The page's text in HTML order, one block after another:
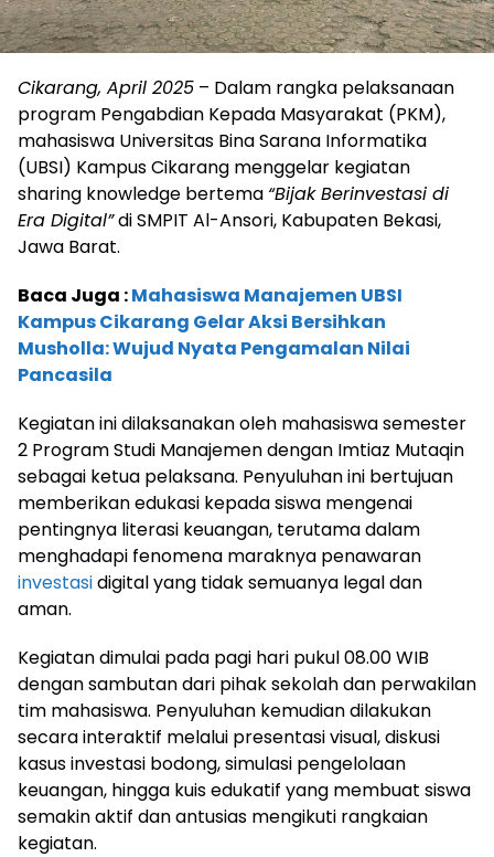
Cikarang, April 2025 – Dalam rangka pelaksanaan
program Pengabdian Kepada Masyarakat (PKM),
mahasiswa Universitas Bina Sarana Informatika
(UBSI) Kampus Cikarang menggelar kegiatan
sharing knowledge bertema “Bijak Berinvestasi di
Era Digital”di SMPIT Al-Ansori, Kabupaten Bekasi,
Jawa Barat.
Baca Juga :Mahasiswa Manajemen UBSI
Kampus Cikarang Gelar Aksi Bersihkan
Musholla: Wujud Nyata Pengamalan Nilai
Pancasila
Kegiatan ini dilaksanakan oleh mahasiswa semester
2 Program Studi Manajemen dengan Imtiaz Mutaqin
sebagai ketua pelaksana. Penyuluhan ini bertujuan
memberikan edukasi kepada siswa mengenai
pentingnya literasi keuangan, terutama dalam
menghadapi fenomena maraknya penawaran
investasidigital yang tidak semuanya legal dan
aman.
Kegiatan dimulai pada pagi hari pukul 08.00 WIB
dengan sambutan dari pihak sekolah dan perwakilan
tim mahasiswa. Penyuluhan kemudian dilakukan
secara interaktif melalui presentasi visual, diskusi
kasus investasi bodong, simulasi pengelolaan
keuangan, hingga kuis edukatif yang membuat siswa
semakin aktif dan antusias mengikuti rangkaian
kegiatan.